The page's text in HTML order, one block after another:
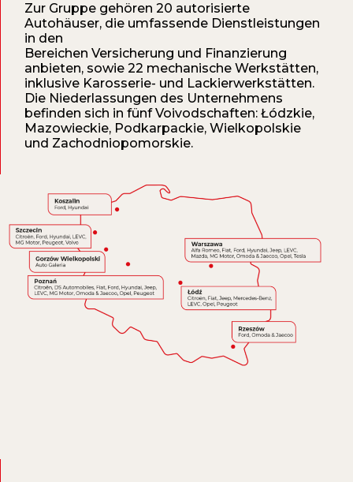
Zur Gruppe gehören 20 autorisierte
Autohäuser, die umfassende Dienstleistungen
in den
Bereichen Versicherung und Finanzierung
anbieten, sowie 22 mechanische Werkstätten,
inklusive Karosserie- und Lackierwerkstätten.
Die Niederlassungen des Unternehmens
befinden sich in fünf Voivodschaften: Łódzkie,
Mazowieckie, Podkarpackie, Wielkopolskie
und Zachodniopomorskie.